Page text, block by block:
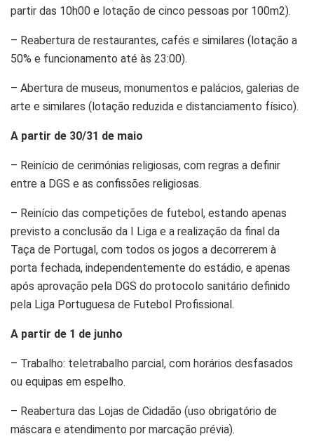
partir das 10h00 e lotação de cinco pessoas por 100m2).
– Reabertura de restaurantes, cafés e similares (lotação a
50% e funcionamento até às 23:00).
– Abertura de museus, monumentos e palácios, galerias de
arte e similares (lotação reduzida e distanciamento físico).
A partir de 30/31 de maio
– Reinício de cerimónias religiosas, com regras a definir
entre a DGS e as confissões religiosas.
– Reinício das competições de futebol, estando apenas
previsto a conclusão da I Liga e a realização da final da
Taça de Portugal, com todos os jogos a decorrerem à
porta fechada, independentemente do estádio, e apenas
após aprovação pela DGS do protocolo sanitário definido
pela Liga Portuguesa de Futebol Profissional.
A partir de 1 de junho
– Trabalho: teletrabalho parcial, com horários desfasados
ou equipas em espelho.
– Reabertura das Lojas de Cidadão (uso obrigatório de
máscara e atendimento por marcação prévia).